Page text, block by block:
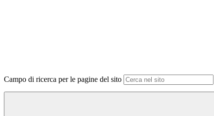
Campo di ricerca per le pagine del sito